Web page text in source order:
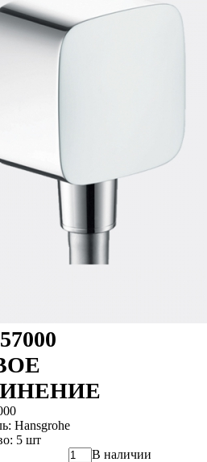
Hansgrohe
5 шт
В наличии